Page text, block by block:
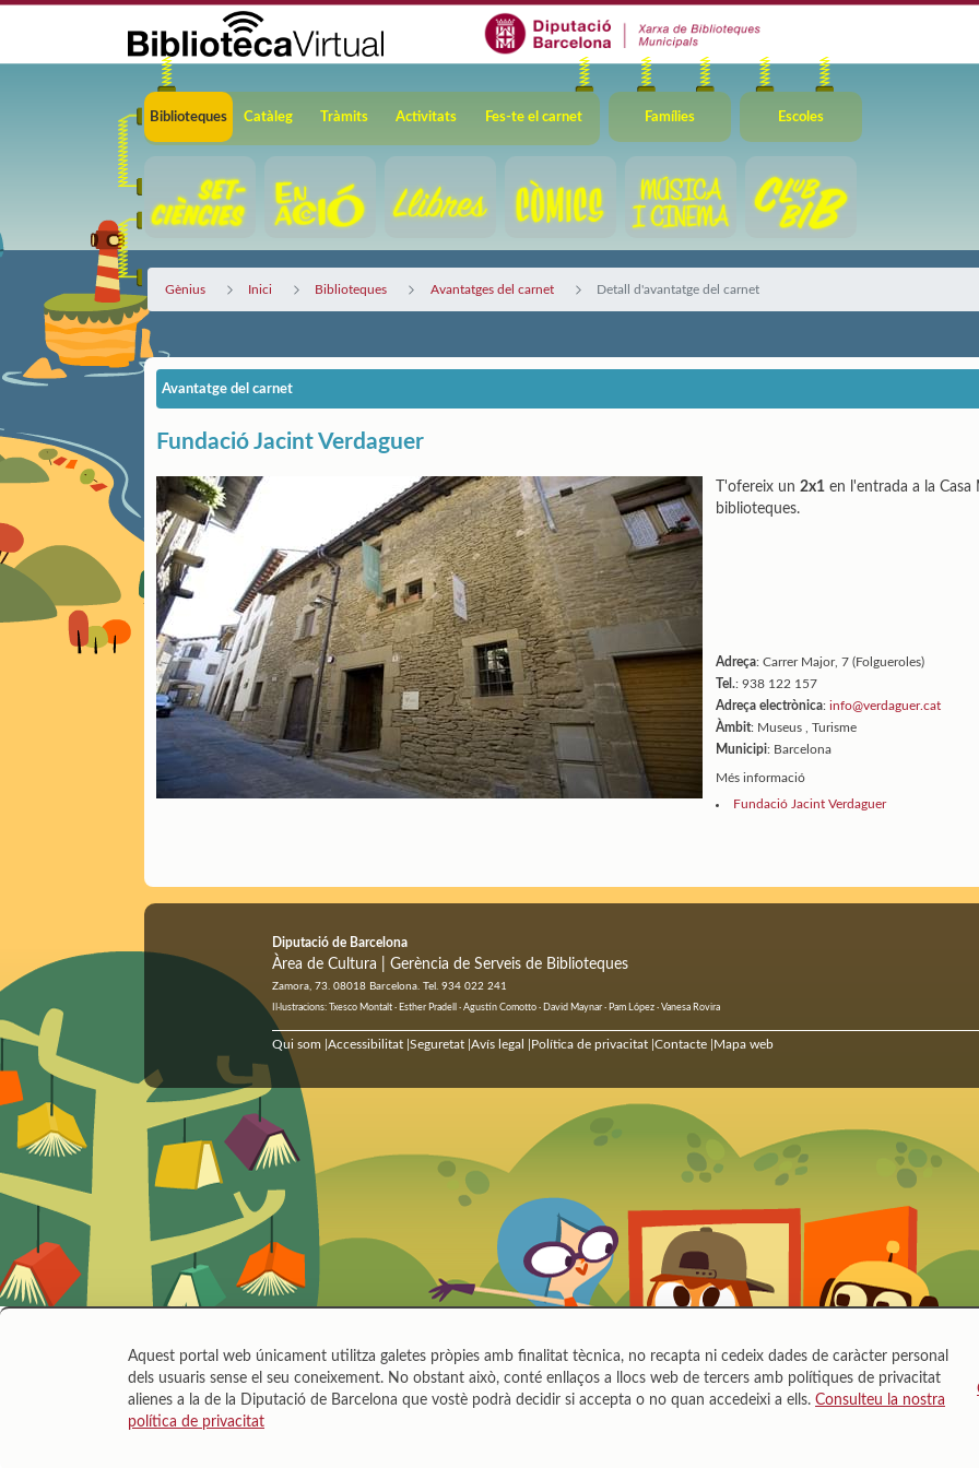
Navegació
Biblioteques Catàleg Tràmits Activitats Fes-te el carnet Famílies Escoles
Gènius Inici Biblioteques Avantatges del carnet Detall d'avantatge del carnet
Avantatge del carnet
Fundació Jacint Verdaguer
T'ofereix un2x1 en l'entrada a la
biblioteques.
Adreça: Carrer Major, 7 (Folgueroles)
Tel.: 938 122 157
Adreça electrònica:info@verdaguer.cat
Àmbit: Museus , Turisme
Municipi: Barcelona
Més informació
Fundació Jacint Verdaguer
Diputació de Barcelona
Àrea de Cultura | Gerència de Serveis de Biblioteques
Zamora, 73. 08018 Barcelona. Tel. 934 022 241
Il·lustracions: Txesco Montalt · Esther Pradell · Agustín Comotto · David Maynar · Pam López · Vanesa Rovira
Qui som Accessibilitat| Seguretat| Avís legal Política de privacitat| Contacte| Mapa web
Aquest portal web únicament utilitza galetes pròpies amb finalitat tècnica, no recapta ni cedeix dades de caràcter personal
dels usuaris sense el seu coneixement. No obstant això, conté enllaços a llocs web de tercers amb polítiques de privacitat
alienes a la de la Diputació de Barcelona que vostè podrà decidir si accepta o no quan accedeixi a ells. Consulteu la nostra
política de privacitat